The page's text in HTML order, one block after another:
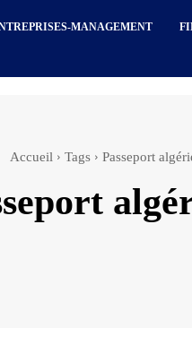
MANAGEMENT
Accueil Tags Passeport